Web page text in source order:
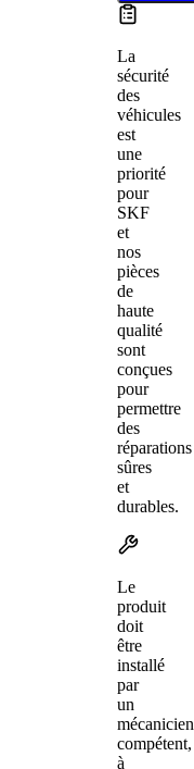
La
sécurité
des
véhicules
est
une
priorité
pour
SKF
et
nos
pièces
de
haute
qualité
sont
conçues
pour
permettre
des
réparations
sûres
et
durables.
Le
produit
doit
être
installé
par
un
mécanicien
compétent,
à